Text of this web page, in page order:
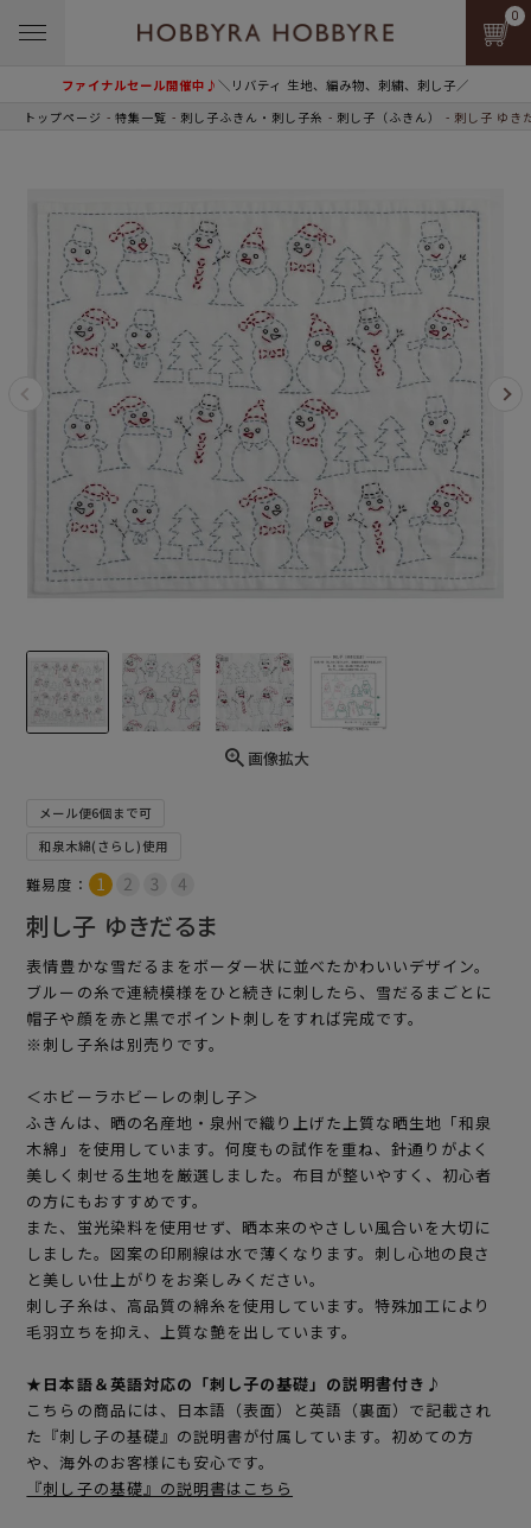
ファイナルセール開催中♪＼リバティ 生地、編み物、刺繍、刺し子／
0
トップページ 特集一覧 刺し子ふきん・刺し子糸 刺し子（ふきん） 刺し子 ゆき
画像拡大
メール便6個まで可
和泉木綿(さらし)使用
難易度：
刺し子 ゆきだるま
表情豊かな雪だるまをボーダー状に並べたかわいいデザイン。
ブルーの糸で連続模様をひと続きに刺したら、雪だるまごとに
帽子や顔を赤と黒でポイント刺しをすれば完成です。
※刺し子糸は別売りです。
＜ホビーラホビーレの刺し子＞
ふきんは、晒の名産地・泉州で織り上げた上質な晒生地「和泉
木綿」を使用しています。何度もの試作を重ね、針通りがよく
美しく刺せる生地を厳選しました。布目が整いやすく、初心者
の方にもおすすめです。
また、蛍光染料を使用せず、晒本来のやさしい風合いを大切に
しました。図案の印刷線は水で薄くなります。刺し心地の良さ
と美しい仕上がりをお楽しみください。
刺し子糸は、高品質の綿糸を使用しています。特殊加工により
毛羽立ちを抑え、上質な艶を出しています。
★日本語＆英語対応の「刺し子の基礎」の説明書付き♪
こちらの商品には、日本語（表面）と英語（裏面）で記載され
た『刺し子の基礎』の説明書が付属しています。初めての方
や、海外のお客様にも安心です。
『刺し子の基礎』の説明書はこちら